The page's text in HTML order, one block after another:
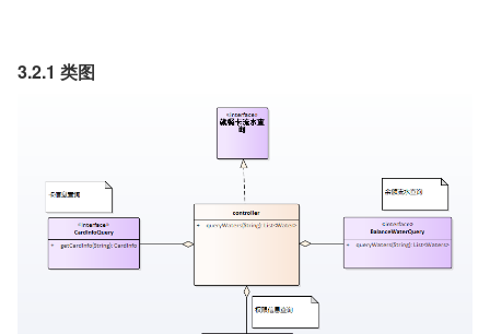
3.2.1 类图